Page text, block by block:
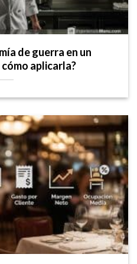
de guerra en un
aplicarla?